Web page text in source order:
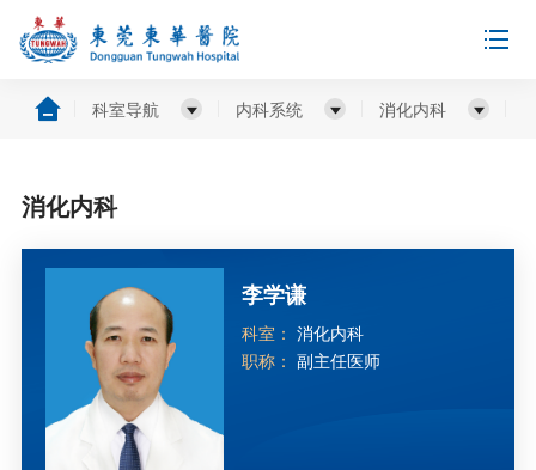
科室导航 内科系统 消化内科
消化内科
李学谦
科室： 消化内科
职称： 副主任医师